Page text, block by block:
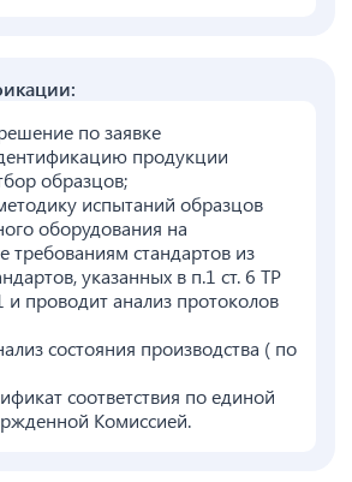
по заявке
продукции
образцов;
испытаний образцов
оборудования на
требованиям стандартов из
указанных в п.1 ст. 6 ТР
проводит анализ протоколов
состояния производства ( по
соответствия по единой
Комиссией.